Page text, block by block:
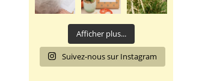
Afficher plus...
Suivez-nous sur Instagram